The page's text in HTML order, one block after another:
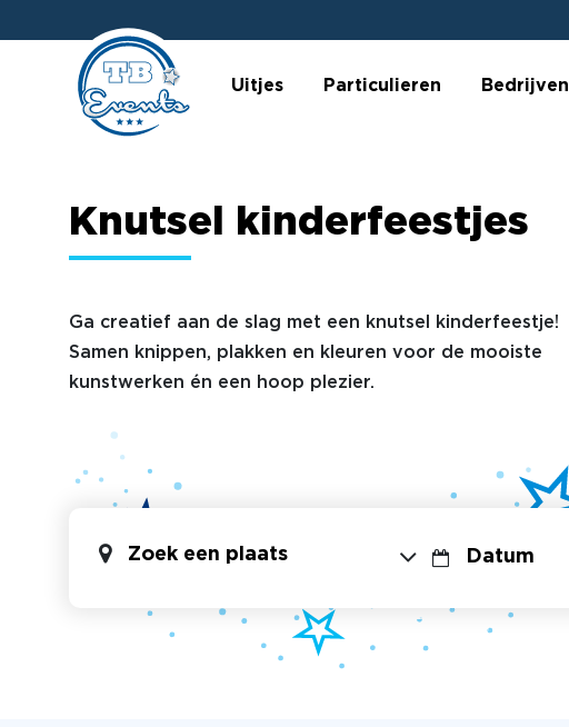
Uitjes Particulieren Bedrijven
Knutsel kinderfeestjes
Ga creatief aan de slag met een knutsel kinderfeestje!
Samen knippen, plakken en kleuren voor de mooiste
kunstwerken én een hoop plezier.
Zoek een plaats